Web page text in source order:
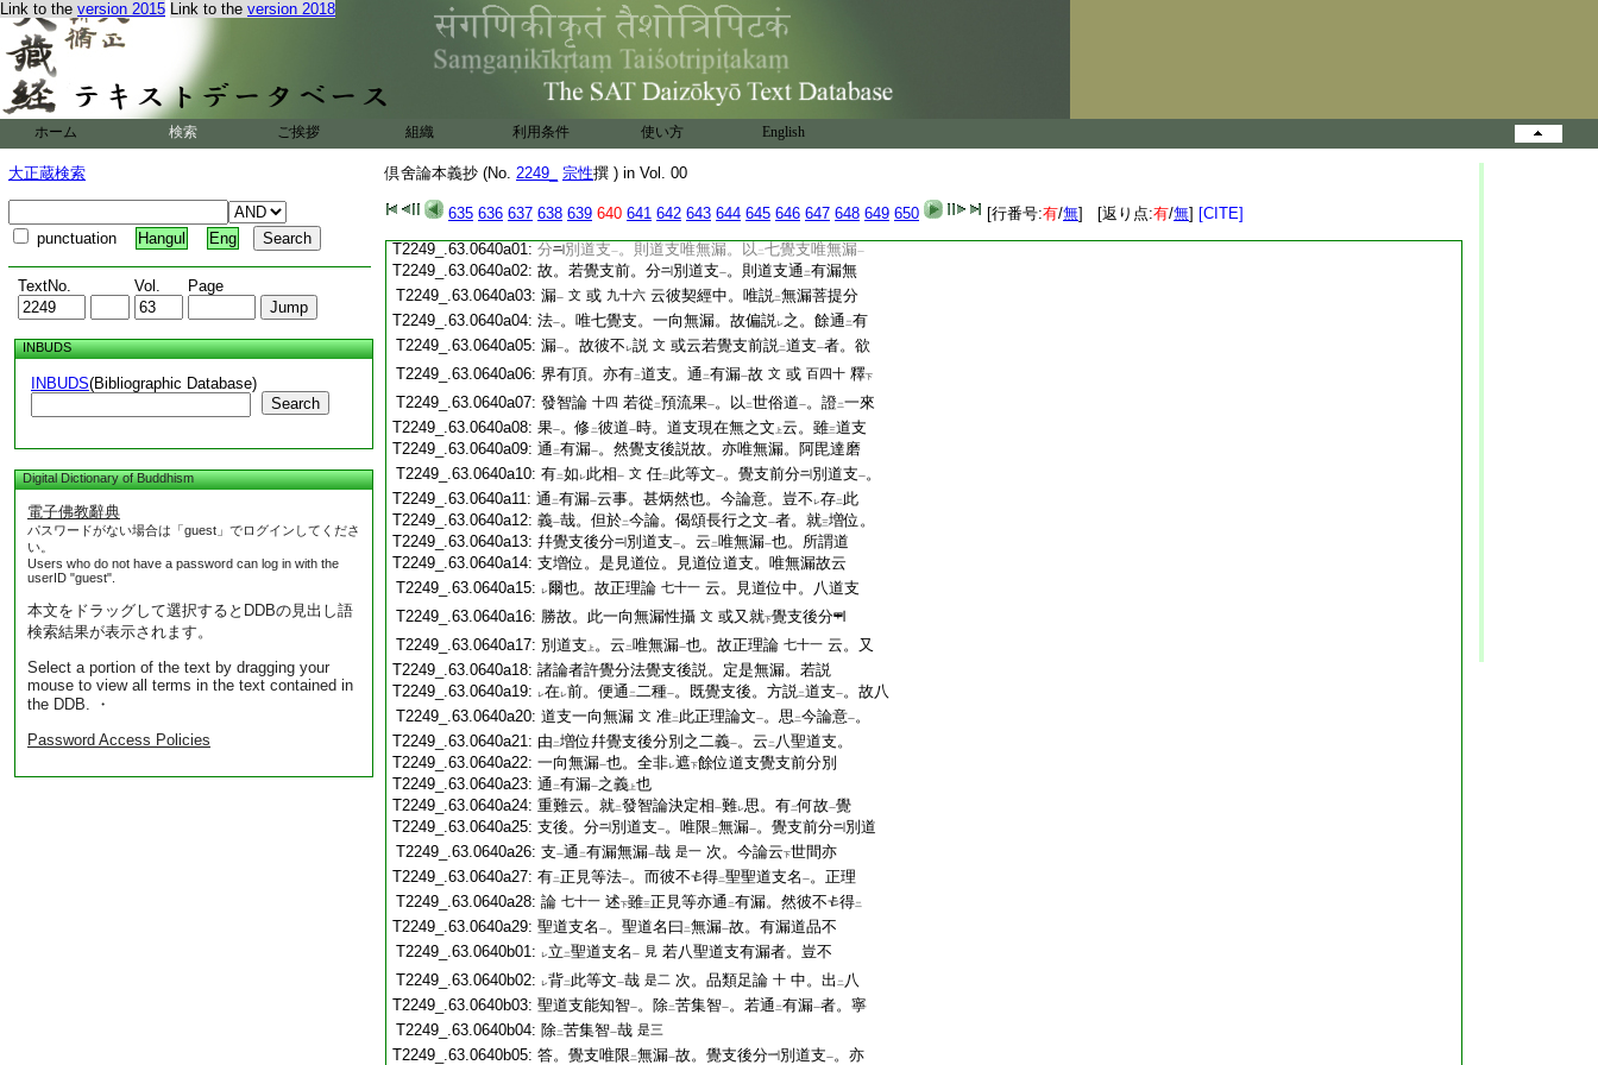
Link to the version 2015 Link to the version 2018
ホーム 検索 ご挨拶 組織 利用条件 使い方 English
大正蔵検索
punctuation Hangul Eng
TextNo. Vol. Page
INBUDS
INBUDS(Bibliographic Database)
Search
Digital Dictionary of Buddhism
電子佛教辭典
パスワードがない場合は「guest」でログインしてくださ
い。
Users who do not have a password can log in with the
userID "guest".
本文をドラッグして選択するとDDBの見出し語
検索結果が表示されます。
Select a portion of the text by dragging your
mouse to view all terms in the text contained in
the DDB. ・
Password Access Policies
倶舍論本義抄 (No. 2249_ 宗性撰 ) in Vol. 00
635 636 637 638 639 640 641 642 643 644 645 646 647 648 649 650 [行番号:有/無] [返り点:有/無] [CITE]
T2249_.63.0639c20:文 一。偈頌云二七覺八道支。一向是無漏
T2249_.63.0639c21:
述 此中七覺八聖道支。唯是無漏。唯於
T2249_.63.0639c22:見道位中 方建立故上。八聖道支。不
云事。分明也若依レ之爾者。婆沙論中。明二
發智論。決定相 云。若覺支前分 別道支
。則
T2249_.63.0639c25: 道支通 有漏無漏 一 文 今論意 。何可
T2249_.63.0639c27:答。今論意。八聖道支。可
T2249_.63.0639c28: 勘 婆沙論處處之文 。或 云然今於 此
T2249_.63.0640a01: 分 別道支一。則道支唯無漏。以 二七覺支唯無漏一
T2249_.63.0640a02: 故。若覺支前。分 別道支一。則道支通 二有漏無
T2249_.63.0640a03: 漏一 文 或 九十六 云彼契經中。唯説二無漏菩提分
T2249_.63.0640a04: 法一。唯七覺支。一向無漏。故偏説レ之。餘通 二有
T2249_.63.0640a05: 漏一。故彼不 レ説 文 或云若覺支前説二道支一者。欲
T2249_.63.0640a06: 界有頂。亦有二道支。通 二有漏一故 文 或 百四十 釋下
T2249_.63.0640a07: 發智論 十四 若從 二預流果一。以 二世俗道一。證二一來
T2249_.63.0640a08: 果一。修 二彼道一時。道支現在無之文 上云。雖三道支
T2249_.63.0640a09: 通 二有漏一。然覺支後説故。亦唯無漏。阿毘達磨
T2249_.63.0640a10: 有二如 レ此相一 文 任二 此等文一。覺支前分 別道支一。
T2249_.63.0640a11: 通 二有漏一云事。甚炳然也。今論意。豈不 レ存二 此
T2249_.63.0640a12: 義一哉。但於二今論。偈頌長行之文一者。就三増位。
T2249_.63.0640a13: 幷覺支後分 別道支一。云 二唯無漏一也。所謂道
T2249_.63.0640a14: 支増位。是見道位。見道位道支。唯無漏故云
T2249_.63.0640a15:
レ爾也。故正理論 七十一 云。見道位中。八道支
T2249_.63.0640a16: 勝故。此一向無漏性攝 文 或又就下覺支後分
T2249_.63.0640a17: 別道支 上 。云 二唯無漏一也。故正理論 七十一 云。又
T2249_.63.0640a18: 諸論者許覺分法覺支後説。定是無漏。若説
T2249_.63.0640a19:
レ在レ前。便通 二二種一。既覺支後。方説二道支一。故八
T2249_.63.0640a20: 道支一向無漏 文 准二 此正理論文一。思 二今論意一。
T2249_.63.0640a21: 由 二増位幷覺支後分別之二義一。云 二 八聖道支。
T2249_.63.0640a22: 一向無漏一也。全非レ遮下餘位道支覺支前分別
T2249_.63.0640a23: 通 二有漏一之義 上也
T2249_.63.0640a24: 重難云。就二發智論決定相一難レ思。有二何故一覺
T2249_.63.0640a25: 支後。分 別道支一。唯限 二無漏一。覺支前分
別道
T2249_.63.0640a26: 支一通 二有漏無漏一哉 是一 次。今論云下世間亦
T2249_.63.0640a27: 有二正見等法一。而彼不 得二聖聖道支名 一。正理
T2249_.63.0640a28: 論 七十一 述下雖三正見等亦通 二有漏。然彼不 得二
T2249_.63.0640a29: 聖道支名 一。聖道名曰 二無漏一故。有漏道品不
T2249_.63.0640b01:
レ立 二聖道支名 一 見 若八聖道支有漏者。豈不
T2249_.63.0640b02:
レ背二 此等文一哉 是二 次。品類足論 十 中。出 二 八
T2249_.63.0640b03: 聖道支能知智一。除二苦集智一。若通 二有漏一者。寧
T2249_.63.0640b04: 除二苦集智一哉 是三
T2249_.63.0640b05: 答。覺支唯限 二無漏一故。覺支後分 別道支一。亦